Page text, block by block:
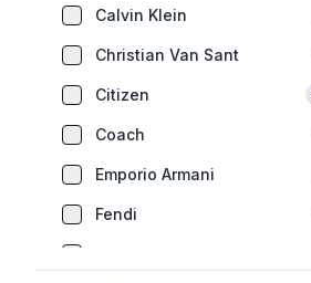
Calvin Klein
Christian Van Sant
Citizen
Coach
Emporio Armani
Fendi